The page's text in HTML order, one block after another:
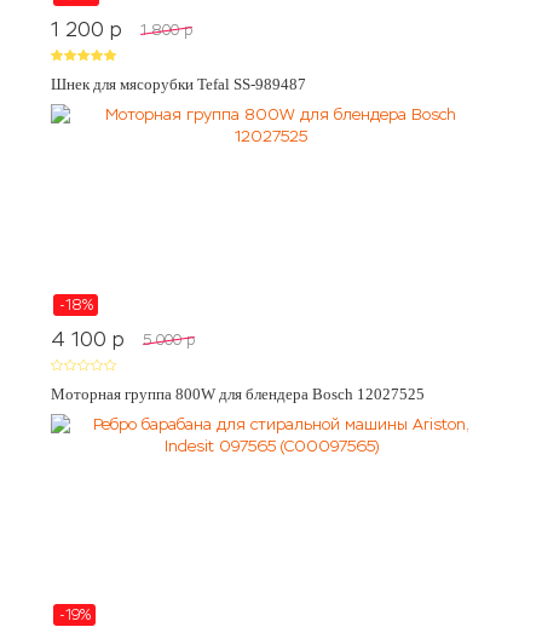
1 200 p 1 800 p
Шнек для мясорубки Tefal SS-989487
-18%
4 100 p 5 000 p
Моторная группа 800W для блендера Bosch 12027525
-19%